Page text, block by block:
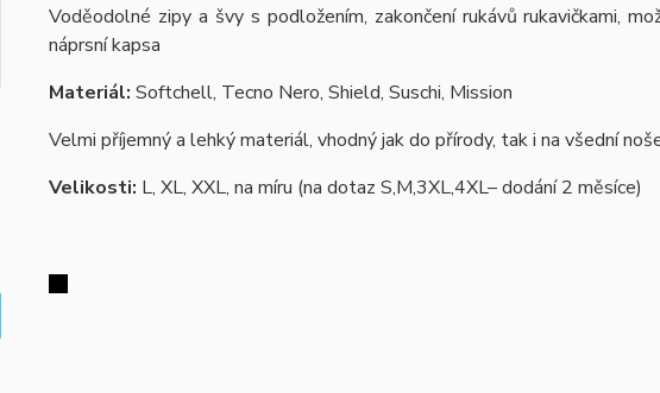
Voděodolné zipy a švy s podložením, zakončení rukávů rukavičkami,
náprsní kapsa
Materiál: Softchell, Tecno Nero, Shield, Suschi, Mission
Velmi příjemný a lehký materiál, vhodný jak do přírody, tak i na všední
Velikosti: L, XL, XXL, na míru (na dotaz S,M,3XL,4XL– dodání 2 měsíce)